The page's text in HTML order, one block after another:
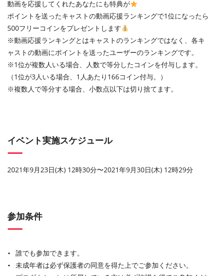
動画を応援してくれたあなたにも特典が
ポイントを送ったキャストの動画応援ランキングで1位になったら
500フリーコインをプレゼントします
※動画応援ランキングとはキャストのランキングではなく、各キ
ャストの動画にポイントを送ったユーザーのランキングです。
※1位が複数人いる場合、人数で等分したコインを付与します。
（1位が3人いる場合、1人あたり166コイン付与。）
※複数人で等分する場合、小数点以下は切り捨てます。
イベント実施スケジュール
2021年9月23日(木) 12時30分〜2021年9月30日(木) 12時29分
参加条件
誰でも参加できます。
未成年者は必ず保護者の同意を得た上でご参加ください。